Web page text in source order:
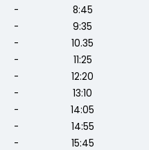
-
8:45
-
9:35
-
10.35
-
11:25
-
12:20
-
13:10
-
14:05
-
14:55
- 15:45